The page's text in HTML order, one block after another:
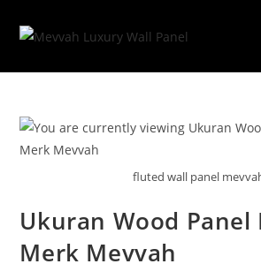
fluted wall panel
Ukuran Wood Panel
Merk Mevvah